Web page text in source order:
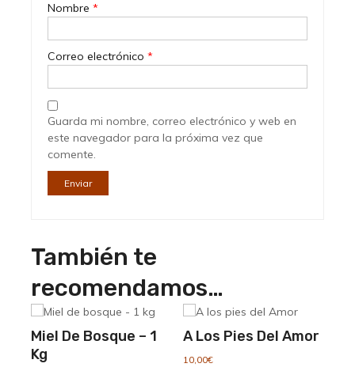
Nombre *
Correo electrónico *
Guarda mi nombre, correo electrónico y web en
este navegador para la próxima vez que
comente.
También te
recomendamos…
Miel De Bosque – 1
Kg
A Los Pies Del Amor
10,00€